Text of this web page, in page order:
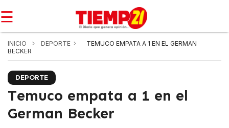
☰
INICIO DEPORTE
TEMUCO EMPATA A 1 EN EL GERMAN
BECKER
DEPORTE
Temuco empata a 1 en el
German Becker